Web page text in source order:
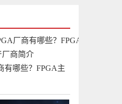
有哪些？FPGA主